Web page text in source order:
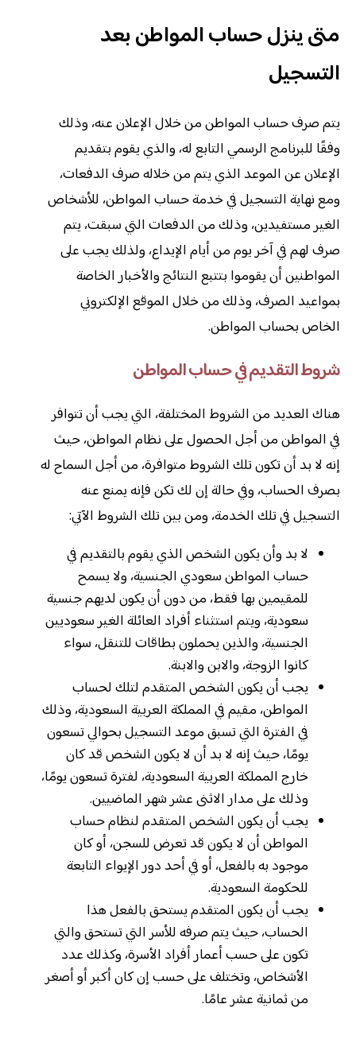
متى ينزل حساب المواطن بعد
التسجيل
يتم صرف حساب المواطن من خلال الإعلان عنه، وذلك
وفقًا للبرنامج الرسمي التابع له، والذي يقوم بتقديم
الإعلان عن الموعد الذي يتم من خلاله صرف الدفعات،
ومع نهاية التسجيل في خدمة حساب المواطن، للأشخاص
الغير مستفيدين، وذلك من الدفعات التي سبقت، يتم
صرف لهم في آخر يوم من أيام الإيداع، ولذلك يجب على
المواطنين أن يقوموا بتتبع النتائج والأخبار الخاصة
بمواعيد الصرف، وذلك من خلال الموقع الإلكتروني
الخاص بحساب المواطن.
شروط التقديم في حساب المواطن
هناك العديد من الشروط المختلفة، التي يجب أن تتوافر
في المواطن من أجل الحصول على نظام المواطن، حيث
إنه لا بد أن تكون تلك الشروط متوافرة، من أجل السماح له
بصرف الحساب، وفي حالة إن لك تكن فإنه يمنع عنه
التسجيل في تلك الخدمة، ومن بين تلك الشروط الآتي:
لا بد وأن يكون الشخص الذي يقوم بالتقديم في
حساب المواطن سعودي الجنسية، ولا يسمح
للمقيمين بها فقط، من دون أن يكون لديهم جنسية
سعودية، ويتم استثناء أفراد العائلة الغير سعوديين
الجنسية، والذين يحملون بطاقات للتنقل، سواء
كانوا الزوجة، والابن والابنة.
يجب أن يكون الشخص المتقدم لتلك لحساب
المواطن، مقيم في المملكة العربية السعودية، وذلك
في الفترة التي تسبق موعد التسجيل بحوالي تسعون
يومًا، حيث إنه لا بد أن لا يكون الشخص قد كان
خارج المملكة العربية السعودية، لفترة تسعون يومًا،
وذلك على مدار الاثنى عشر شهر الماضيين.
يجب أن يكون الشخص المتقدم لنظام حساب
المواطن أن لا يكون قد تعرض للسجن، أو كان
موجود به بالفعل، أو في أحد دور الإيواء التابعة
للحكومة السعودية.
يجب أن يكون المتقدم يستحق بالفعل هذا
الحساب، حيث يتم صرفه للأسر التي تستحق والتي
تكون على حسب أعمار أفراد الأسرة، وكذلك عدد
الأشخاص، وتختلف على حسب إن كان أكبر أو أصغر
من ثمانية عشر عامًا.